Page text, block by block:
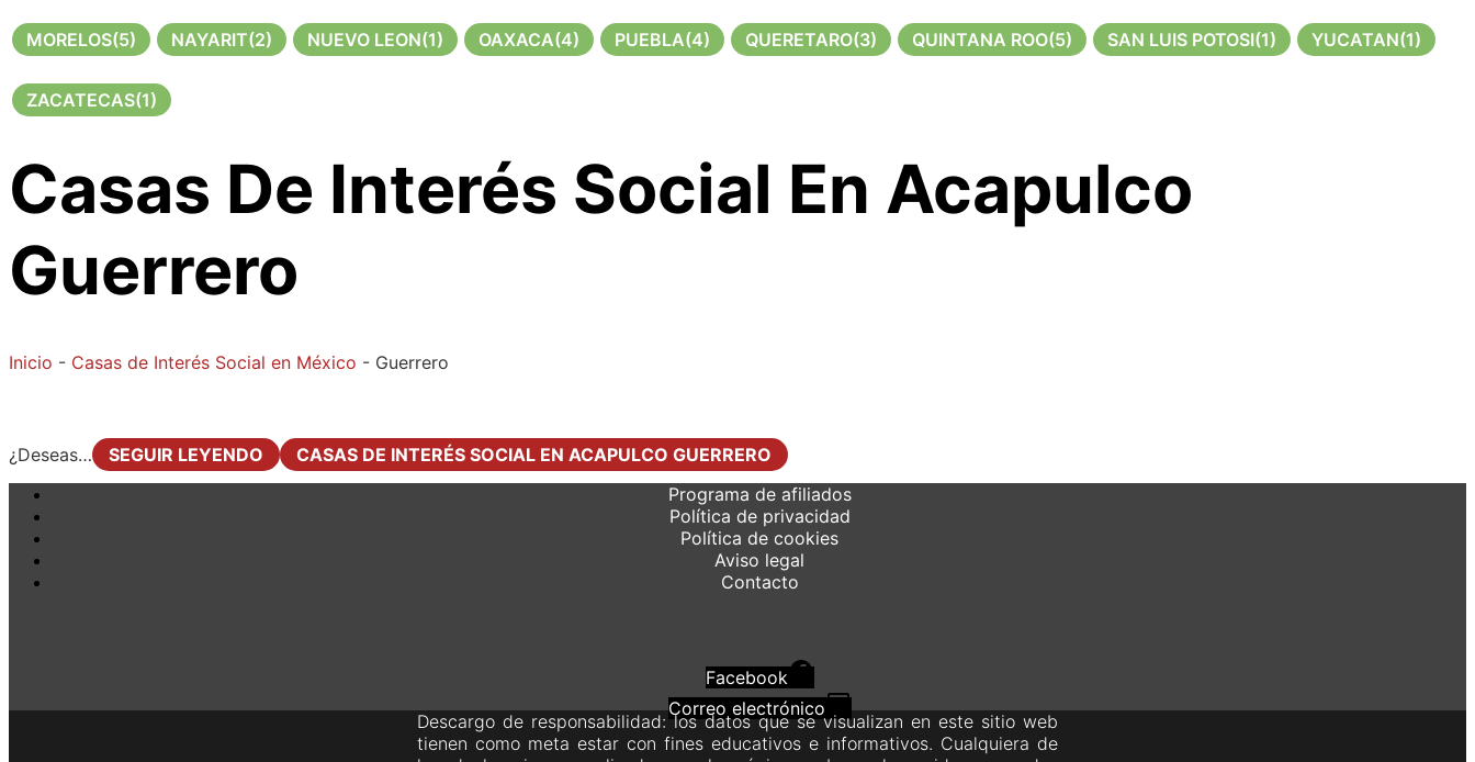
MORELOS(5) NAYARIT(2) NUEVO LEON(1) OAXACA(4) PUEBLA(4) QUERETARO(3) QUINTANA ROO(5) SAN LUIS POTOSI(1) YUCATAN(1)
ZACATECAS(1)
Casas De Interés Social En Acapulco
Guerrero
Inicio - Casas de Interés Social en México - Guerrero
¿Deseas… SEGUIR LEYENDO
CASAS DE INTERÉS SOCIAL EN ACAPULCO GUERRERO
Programa de afiliados
Política de privacidad
Política de cookies
Aviso legal
Contacto
Facebook
Correo electrónico
Descargo de responsabilidad: los datos que se visualizan en este sitio web
tienen como meta estar con fines educativos e informativos. Cualquiera de